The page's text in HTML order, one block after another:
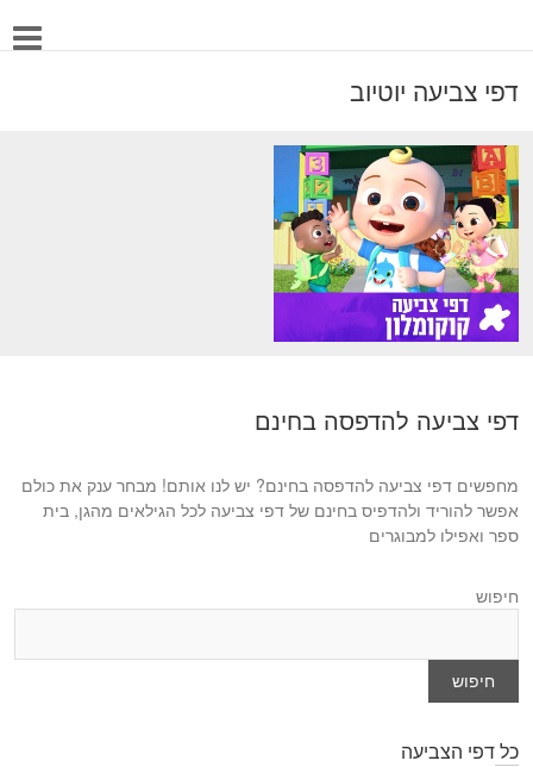
דפי צביעה יוטיוב
דפי צביעה להדפסה בחינם
מחפשים דפי צביעה להדפסה בחינם? יש לנו אותם! מבחר ענק את כולם
אפשר להוריד ולהדפיס בחינם של דפי צביעה לכל הגילאים מהגן, בית
ספר ואפילו למבוגרים
חיפוש
חיפוש
כל דפי הצביעה